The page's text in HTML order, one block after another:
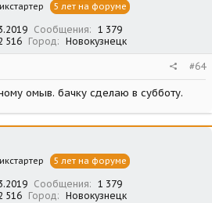
5 лет на форуме
Сообщения
1 379
516 Город Новокузнецк
#64
омыв. бачку сделаю в субботу.
5 лет на форуме
Сообщения
1 379
516 Город Новокузнецк